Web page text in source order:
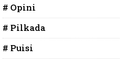
# Opini
# Pilkada
# Puisi